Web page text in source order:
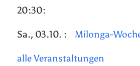
20:30:
Sa., 03.10. : Milonga-
alle Veranstaltungen